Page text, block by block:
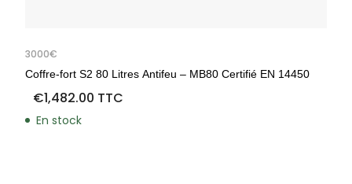
3000€
Coffre-fort S2 80 Litres Antifeu – MB80 Certifié EN 14450
€1,482.00 TTC
En stock